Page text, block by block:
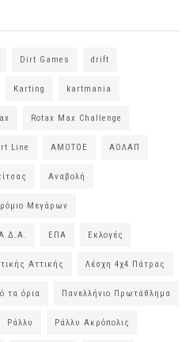
Dirt Games drift
Karting kartmania
Rotax Max Challenge
Line ΑΜΟΤΟΕ ΑΟΛΑΠ
Αναβολή
Μεγάρων
ΕΠΑ Εκλογές
Αττικής Λέσχη 4χ4 Πάτρας
τα όρια Πανελλήνιο Πρωτάθλημα
Ράλλυ Ράλλυ Ακρόπολις